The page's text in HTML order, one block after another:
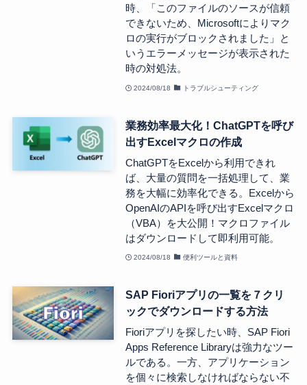
時、「このファイルのソースが信頼
できないため、Microsoftによりマク
ロの実行がブロックされました」と
いうエラーメッセージが表示された
時の対処法。
2024/08/18 トラブルシューティング
業務効率最大化！ChatGPTを呼び
出すExcelマクロの作成
ChatGPTをExcelから利用できれ
ば、大量の質問を一括処理して、業
務を大幅に効率化できる。Excelから
OpenAIのAPIを呼び出すExcelマクロ
（VBA）を大公開！マクロファイル
はダウンロードして即利用可能。
2024/08/18 便利ツールと資料
SAP Fioriアプリの一覧を７クリ
ックでダウンロードする方法
Fioriアプリを探したい時、SAP Fiori
Apps Reference Libraryは強力なツー
ルである。一方、アプリケーション
を個々に検索しなければならない不